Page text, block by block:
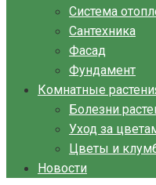
Система
Сантехника
Фасад
Фундамент
Комнатные
Болезни
Уход за
Цветы и
Новости